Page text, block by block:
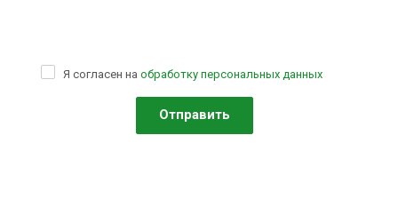
Я согласен на обработку персональных данных